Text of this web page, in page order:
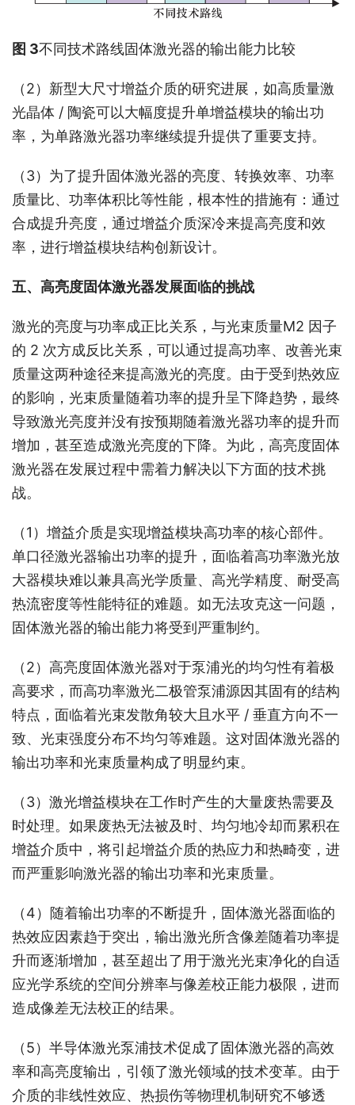
图 3不同技术路线固体激光器的输出能力比较
（2）新型大尺寸增益介质的研究进展，如高质量激
光晶体 / 陶瓷可以大幅度提升单增益模块的输出功
率，为单路激光器功率继续提升提供了重要支持。
（3）为了提升固体激光器的亮度、转换效率、功率
质量比、功率体积比等性能，根本性的措施有：通过
合成提升亮度，通过增益介质深冷来提高亮度和效
率，进行增益模块结构创新设计。
五、高亮度固体激光器发展面临的挑战
激光的亮度与功率成正比关系，与光束质量M2 因子
的 2 次方成反比关系，可以通过提高功率、改善光束
质量这两种途径来提高激光的亮度。由于受到热效应
的影响，光束质量随着功率的提升呈下降趋势，最终
导致激光亮度并没有按预期随着激光器功率的提升而
增加，甚至造成激光亮度的下降。为此，高亮度固体
激光器在发展过程中需着力解决以下方面的技术挑
战。
（1）增益介质是实现增益模块高功率的核心部件。
单口径激光器输出功率的提升，面临着高功率激光放
大器模块难以兼具高光学质量、高光学精度、耐受高
热流密度等性能特征的难题。如无法攻克这一问题，
固体激光器的输出能力将受到严重制约。
（2）高亮度固体激光器对于泵浦光的均匀性有着极
高要求，而高功率激光二极管泵浦源因其固有的结构
特点，面临着光束发散角较大且水平 / 垂直方向不一
致、光束强度分布不均匀等难题。这对固体激光器的
输出功率和光束质量构成了明显约束。
（3）激光增益模块在工作时产生的大量废热需要及
时处理。如果废热无法被及时、均匀地冷却而累积在
增益介质中，将引起增益介质的热应力和热畸变，进
而严重影响激光器的输出功率和光束质量。
（4）随着输出功率的不断提升，固体激光器面临的
热效应因素趋于突出，输出激光所含像差随着功率提
升而逐渐增加，甚至超出了用于激光光束净化的自适
应光学系统的空间分辨率与像差校正能力极限，进而
造成像差无法校正的结果。
（5）半导体激光泵浦技术促成了固体激光器的高效
率和高亮度输出，引领了激光领域的技术变革。由于
介质的非线性效应、热损伤等物理机制研究不够透